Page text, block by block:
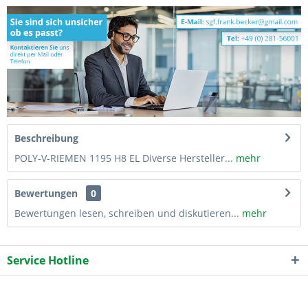
Beschreibung
POLY-V-RIEMEN 1195 H8 EL Diverse Hersteller... mehr
Bewertungen
0
Bewertungen lesen, schreiben und diskutieren... mehr
Service Hotline